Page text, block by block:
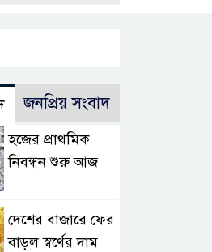
জনপ্রিয় সংবাদ
হজের প্রাথমিক
নিবন্ধন শুরু আজ
দেশের বাজারে ফের
বাড়ল স্বর্ণের দাম